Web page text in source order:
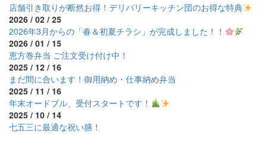
店舗引き取りが断然お得！デリバリーキッチン団のお得な特典
2026 / 02 / 25
2026年3月からの「春＆初夏チラシ」が完成しました！！
2026 / 01 / 15
恵方巻弁当 ご注文受け付け中！
2025 / 12 / 16
まだ間に合います！御用納め・仕事納め弁当
2025 / 11 / 16
年末オードブル、受付スタートです！
2025 / 10 / 14
七五三に最適な祝い膳！